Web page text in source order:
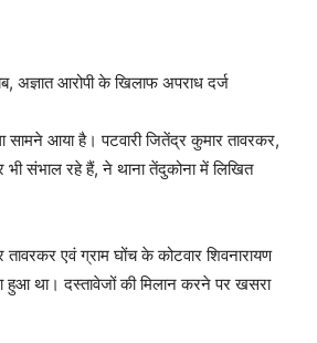
अज्ञात आरोपी के खिलाफ अपराध दर्ज
सामने आया है। पटवारी जितेंद्र कुमार तावरकर,
संभाल रहे हैं, ने थाना तेंदुकोना में लिखित
एवं ग्राम घोंच के कोटवार शिवनारायण
हुआ था। दस्तावेजों की मिलान करने पर खसरा